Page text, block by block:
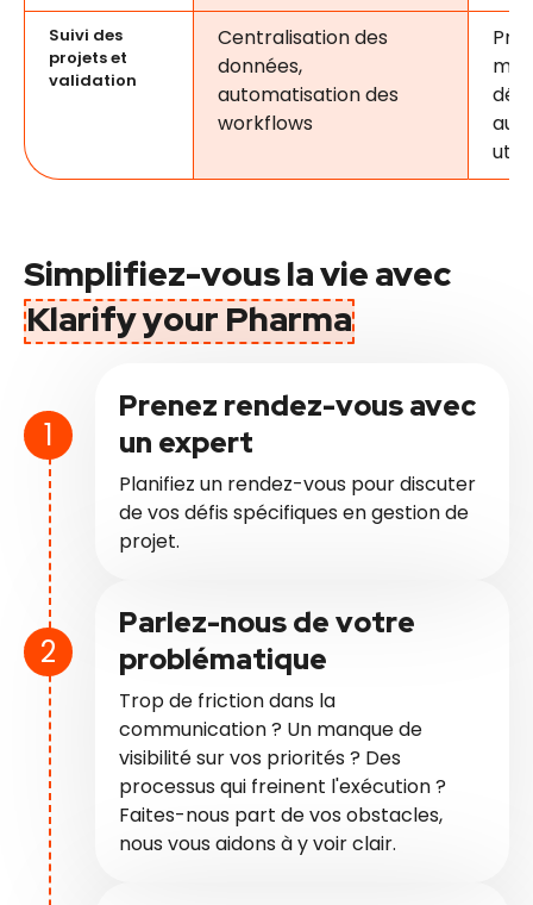
Suivi des
projets et
validation
Centralisation des
données,
automatisation des
workflows
aux
Simplifiez-vous la vie avec
Klarify your Pharma
Prenez rendez-vous avec
un expert
Planifiez un rendez-vous pour discuter
de vos défis spécifiques en gestion de
projet.
Parlez-nous de votre
problématique
Trop de friction dans la
communication ? Un manque de
visibilité sur vos priorités ? Des
processus qui freinent l'exécution ?
Faites-nous part de vos obstacles,
nous vous aidons à y voir clair.